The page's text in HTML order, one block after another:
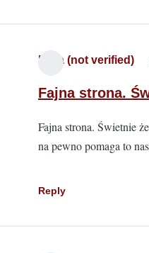
Lidia (not verified)
Fajna strona.
Fajna strona. Świetnie
na pewno pomaga to
Reply